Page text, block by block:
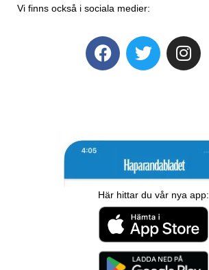
Vi finns också i sociala medier:
Här hittar du vår nya app: